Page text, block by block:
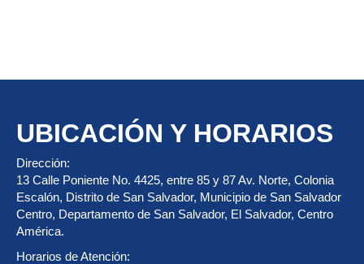
UBICACIÓN Y HORARIOS
Dirección:
13 Calle Poniente No. 4425, entre 85 y 87 Av. Norte, Colonia
Escalón, Distrito de San Salvador, Municipio de San Salvador
Centro, Departamento de San Salvador, El Salvador, Centro
América.
Horarios de Atención: